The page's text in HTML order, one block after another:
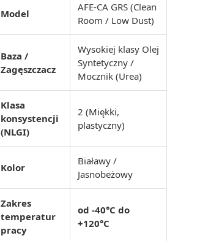
Model
AFE-CA GRS (Clean
Room / Low Dust)
Baza /
Zagęszczacz
Wysokiej klasy Olej
Syntetyczny /
Mocznik (Urea)
Klasa
konsystencji
(NLGI)
2 (Miękki,
plastyczny)
Kolor
Białawy /
Jasnobeżowy
Zakres
temperatur
pracy
od -40°C do
+120°C